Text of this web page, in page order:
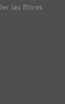
les filtres